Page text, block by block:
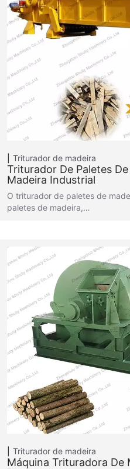
Triturador de madeira
Triturador De Paletes
Madeira Industrial
O triturador de paletes de
paletes de madeira,…
Triturador de madeira
Máquina Trituradora De